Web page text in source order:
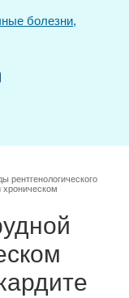
рентгенологического
хроническом